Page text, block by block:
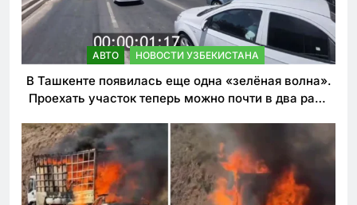
АВТО НОВОСТИ УЗБЕКИСТАНА
В Ташкенте появилась еще одна «зелёная волна».
Проехать участок теперь можно почти в два раза